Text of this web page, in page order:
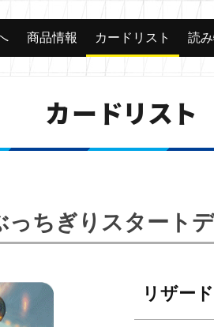
商品情報 カードリスト 読
カードリスト
っちぎりスタート
リザー